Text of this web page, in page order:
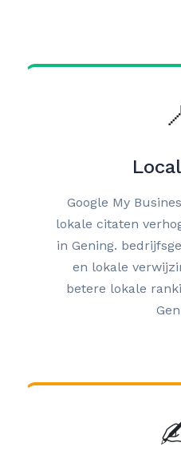
Google My
lokale citaten
in Gening.
en lokale
betere lokale